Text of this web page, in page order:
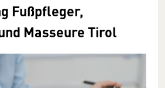
Fußpfleger,
Masseure Tirol